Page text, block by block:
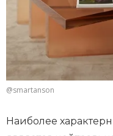
@smartanson
Наиболее